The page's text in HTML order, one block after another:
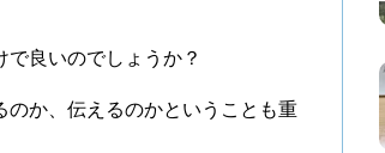
良いのでしょうか？
のか、伝えるのかということも重